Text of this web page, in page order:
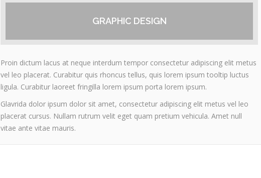
GRAPHIC DESIGN
Proin dictum lacus at neque interdum tempor consectetur adipiscing elit metus
vel leo placerat. Curabitur quis rhoncus tellus, quis lorem ipsum tooltip luctus
ligula. Curabitur laoreet fringilla lorem ipsum porta lorem ipsum.
Glavrida dolor ipsum dolor sit amet, consectetur adipiscing elit metus vel leo
placerat cursus. Nullam rutrum velit eget quam pretium vehicula. Amet null
vitae ante vitae mauris.